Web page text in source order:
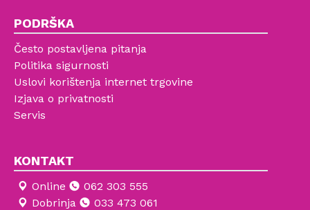
PODRŠKA
Često postavljena pitanja
Politika sigurnosti
Uslovi korištenja internet trgovine
Izjava o privatnosti
Servis
KONTAKT
Online
062 303 555
Dobrinja
033 473 061